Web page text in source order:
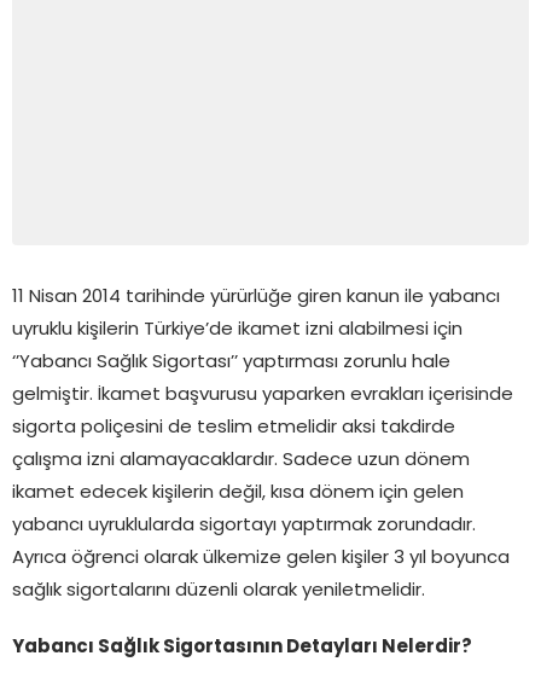
11 Nisan 2014 tarihinde yürürlüğe giren kanun ile yabancı
uyruklu kişilerin Türkiye’de ikamet izni alabilmesi için
‘’Yabancı Sağlık Sigortası’’ yaptırması zorunlu hale
gelmiştir. İkamet başvurusu yaparken evrakları içerisinde
sigorta poliçesini de teslim etmelidir aksi takdirde
çalışma izni alamayacaklardır. Sadece uzun dönem
ikamet edecek kişilerin değil, kısa dönem için gelen
yabancı uyruklularda sigortayı yaptırmak zorundadır.
Ayrıca öğrenci olarak ülkemize gelen kişiler 3 yıl boyunca
sağlık sigortalarını düzenli olarak yeniletmelidir.
Yabancı Sağlık Sigortasının Detayları Nelerdir?